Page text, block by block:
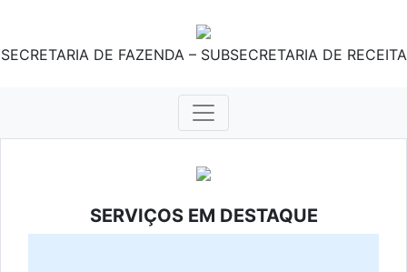
SECRETARIA DE FAZENDA – SUBSECRETARIA DE RECEITA
SERVIÇOS EM DESTAQUE